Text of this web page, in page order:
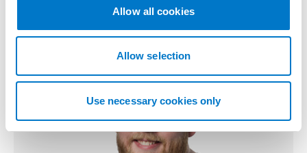
Allow all cookies
Allow selection
Use necessary cookies only
angelica.bengtsson@standbygroup.com